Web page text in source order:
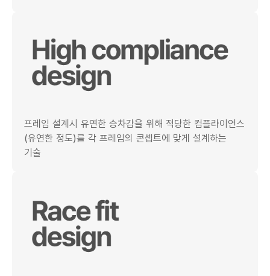
프레임 설계시 유연한 승차감을 위해 적당한 컴플라이언스
(유연한 정도)를 각 프레임의 콘셉트에 맞게 설계하는
기술